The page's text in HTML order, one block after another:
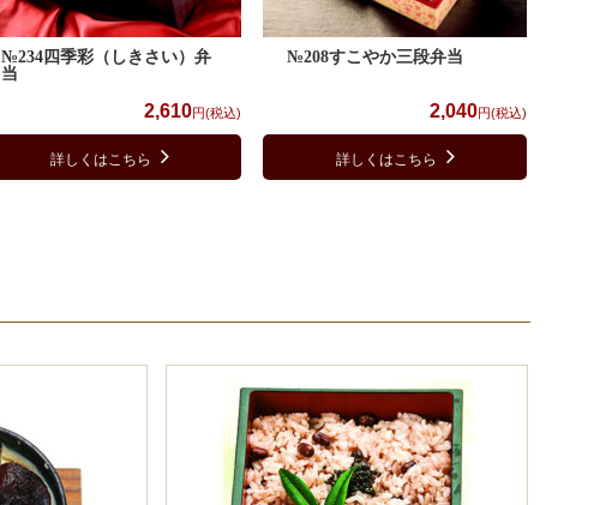
№234四季彩（しきさい）弁
当
2,610円(税込)
詳しくはこちら
№208すこやか三段弁当
2,040円(税込)
詳しくはこちら